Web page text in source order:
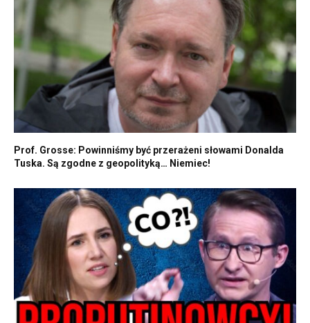
Prof. Grosse: Powinniśmy być przerażeni słowami Donalda
Tuska. Są zgodne z geopolityką… Niemiec!